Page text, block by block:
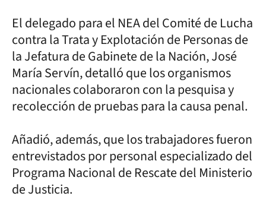
El delegado para el NEA del Comité de Lucha
contra la Trata y Explotación de Personas de
la Jefatura de Gabinete de la Nación, José
María Servín, detalló que los organismos
nacionales colaboraron con la pesquisa y
recolección de pruebas para la causa penal.
Añadió, además, que los trabajadores fueron
entrevistados por personal especializado del
Programa Nacional de Rescate del Ministerio
de Justicia.